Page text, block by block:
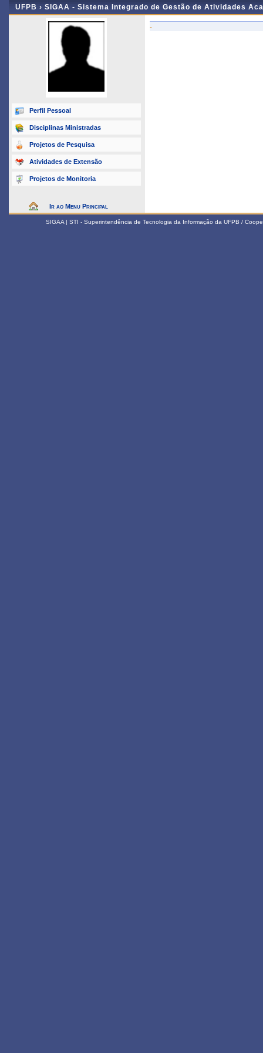
UFPB › SIGAA - Sistema Integrado de Gestão de Atividades
Perfil Pessoal
Disciplinas Ministradas
Projetos de Pesquisa
Atividades de Extensão
Projetos de Monitoria
Ir ao Menu Principal
-
SIGAA | STI - Superintendência de Tecnologia da Informação da UFPB /